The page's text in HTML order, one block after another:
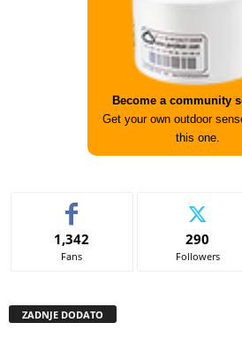
Become a community
Get your own outdoor
this one.
1,342
Fans
290
Followers
ZADNJE DODATO